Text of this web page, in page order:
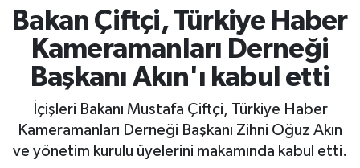
Bakan Çiftçi, Türkiye Haber
Kameramanları Derneği
Başkanı Akın'ı kabul etti
İçişleri Bakanı Mustafa Çiftçi, Türkiye Haber
Kameramanları Derneği Başkanı Zihni Oğuz Akın
ve yönetim kurulu üyelerini makamında kabul etti.
Borsa Haberleri
İş Dünyası
Lojistik
Otovitrin
Süper Lig Puan Durumu ve Fikstür
Tüm Manşetler
Son Dakika Haberleri
Haber Arşivi